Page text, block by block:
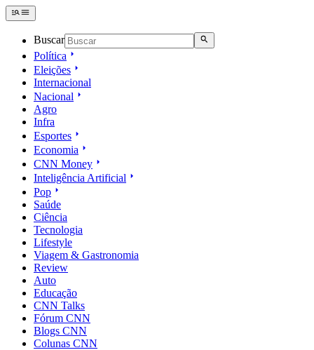
Buscar
Política
Eleições
Internacional
Nacional
Agro
Infra
Esportes
Economia
CNN Money
Inteligência Artificial
Pop
Saúde
Ciência
Tecnologia
Lifestyle
Viagem & Gastronomia
Review
Auto
Educação
CNN Talks
Fórum CNN
Blogs CNN
Colunas CNN